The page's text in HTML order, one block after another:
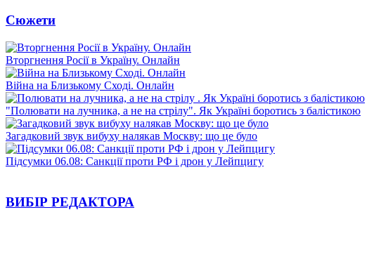
Сюжети
Вторгнення Росії в Україну. Онлайн
Війна на Близькому Сході. Онлайн
"Полювати на лучника, а не на стрілу". Як Україні боротись з балістикою
Загадковий звук вибуху налякав Москву: що це було
Підсумки 06.08: Санкції проти РФ і дрон у Лейпцигу
ВИБІР РЕДАКТОРА